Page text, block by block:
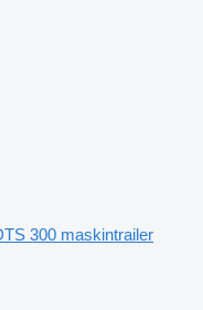
300 maskintrailer